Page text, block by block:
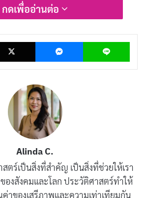
ได้มีการขยายตัวตลอดเวลาจากการ
ก่อตั้งบริษัทลูกอย่างกูเกิล เอกซ์กูเกิลได้
ริษัทที่น่าทำงานมากที่สุดใน
ยสารฟอร์จูน ซึ่งมีคติพจน์ประจำ
อย่างไรก็ตามทางบริษัทได้รับการ
การละเมิดข้อมูลส่วนตัว การละเมิด
เซอร์ในหลายส่วน
นยายน แลร์รี เพจ และ เซอร์เกย์ บริน ร่วมกันก่อ
บริษัทกูเกิล
กันยายน 8, 2025
กดเพื่ออ่านต่อ
X Messenger Line
Alinda C.
ตร์เป็นสิ่งที่สำคัญ เป็นสิ่งที่ช่วยให้เรา
องสังคมและโลก ประวัติศาสตร์ทำให้
าของเสรีภาพและความเท่าเทียมกัน